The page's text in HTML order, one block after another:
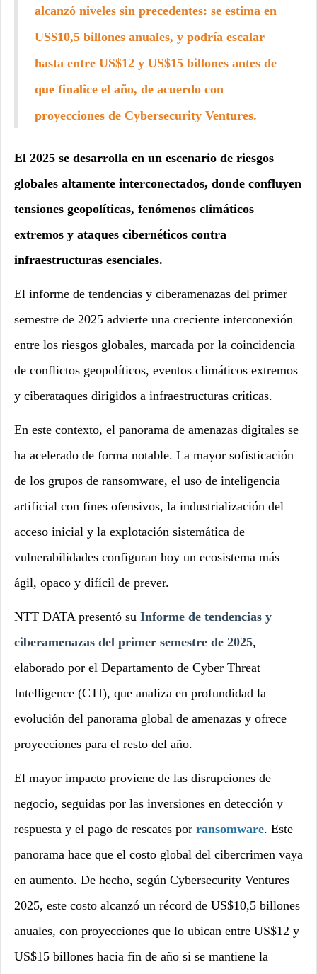
alcanzó niveles sin precedentes: se estima en
US$10,5 billones anuales, y podría escalar
hasta entre US$12 y US$15 billones antes de
que finalice el año, de acuerdo con
proyecciones de Cybersecurity Ventures.
El 2025 se desarrolla en un escenario de riesgos
globales altamente interconectados, donde confluyen
tensiones geopolíticas, fenómenos climáticos
extremos y ataques cibernéticos contra
infraestructuras esenciales.
El informe de tendencias y ciberamenazas del primer
semestre de 2025 advierte una creciente interconexión
entre los riesgos globales, marcada por la coincidencia
de conflictos geopolíticos, eventos climáticos extremos
y ciberataques dirigidos a infraestructuras críticas.
En este contexto, el panorama de amenazas digitales se
ha acelerado de forma notable. La mayor sofisticación
de los grupos de ransomware, el uso de inteligencia
artificial con fines ofensivos, la industrialización del
acceso inicial y la explotación sistemática de
vulnerabilidades configuran hoy un ecosistema más
ágil, opaco y difícil de prever.
NTT DATA presentó su Informe de tendencias y
ciberamenazas del primer semestre de 2025,
elaborado por el Departamento de Cyber Threat
Intelligence (CTI), que analiza en profundidad la
evolución del panorama global de amenazas y ofrece
proyecciones para el resto del año.
El mayor impacto proviene de las disrupciones de
negocio, seguidas por las inversiones en detección y
respuesta y el pago de rescates por ransomware. Este
panorama hace que el costo global del cibercrimen vaya
en aumento. De hecho, según Cybersecurity Ventures
2025, este costo alcanzó un récord de US$10,5 billones
anuales, con proyecciones que lo ubican entre US$12 y
US$15 billones hacia fin de año si se mantiene la